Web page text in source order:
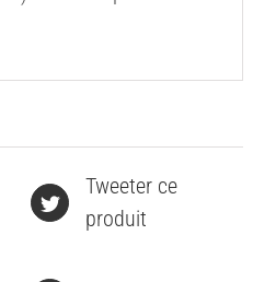
Tweeter ce
produit